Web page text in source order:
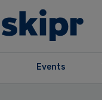
Events